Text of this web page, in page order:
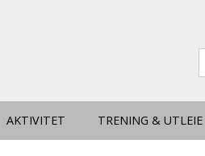
AKTIVITET TRENING & UTLEIE